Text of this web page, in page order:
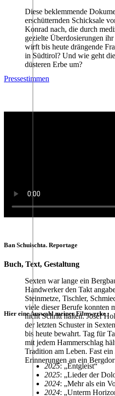
Diese beklemmende
erschütternden Schicksale
Konrad nach, die durch
gezielte Überdosierungen
wirft bis heute drängende
in Südtirol? Und wie geht
düsteren Erbe um?
Pressestimmen
Ban Schuischta. Reportage
Buch, Text, Gestaltung
Sexten war lange ein
Handwerker den Takt
Steinmetze, Tischler,
viele dieser Berufe konnten
nicht Schritt halten. Josef
der letzten Schuster in
bis heute bewahrt. Tag für
mit jedem Hammerschlag
Tradition am Leben. Fast ein
Erinnerungen an ein
Hier eine Auswahl meiner Filmwerke :
2025: „Entgleist“
2025: „Lieder der
2024: „Mehr als ein
2024: „Unterm